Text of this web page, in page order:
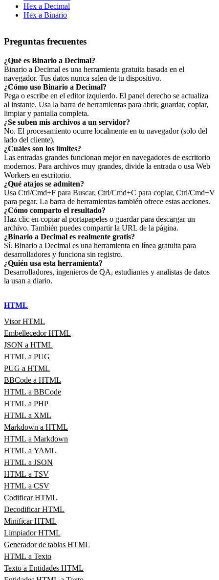
Hex a Decimal
Hex a Binario
Preguntas frecuentes
¿Qué es Binario a Decimal?
Binario a Decimal es una herramienta gratuita basada en el
navegador. Tus datos nunca salen de tu dispositivo.
¿Cómo uso Binario a Decimal?
Pega o escribe en el editor izquierdo. El panel derecho se actualiza
al instante. Usa la barra de herramientas para abrir, guardar, copiar,
limpiar y pantalla completa.
¿Se suben mis archivos a un servidor?
No. El procesamiento ocurre localmente en tu navegador (solo del
lado del cliente).
¿Cuáles son los límites?
Las entradas grandes funcionan mejor en navegadores de escritorio
modernos. Para archivos muy grandes, divide la entrada o usa Web
Workers en escritorio.
¿Qué atajos se admiten?
Usa Ctrl/Cmd+F para Buscar, Ctrl/Cmd+C para copiar, Ctrl/Cmd+V
para pegar. La barra de herramientas también ofrece estas acciones.
¿Cómo comparto el resultado?
Haz clic en copiar al portapapeles o guardar para descargar un
archivo. También puedes compartir la URL de la página.
¿Binario a Decimal es realmente gratis?
Sí. Binario a Decimal es una herramienta en línea gratuita para
desarrolladores y funciona sin registro.
¿Quién usa esta herramienta?
Desarrolladores, ingenieros de QA, estudiantes y analistas de datos
la usan a diario.
HTML
Visor HTML
Embellecedor HTML
JSON a HTML
HTML a PUG
PUG a HTML
BBCode a HTML
HTML a BBCode
HTML a PHP
HTML a XML
Markdown a HTML
HTML a Markdown
HTML a YAML
HTML a JSON
HTML a TSV
HTML a CSV
Codificar HTML
Decodificar HTML
Minificar HTML
Limpiador HTML
Generador de tablas HTML
HTML a Texto
Texto a Entidades HTML